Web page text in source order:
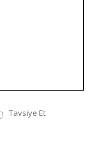
Tavsiye Et